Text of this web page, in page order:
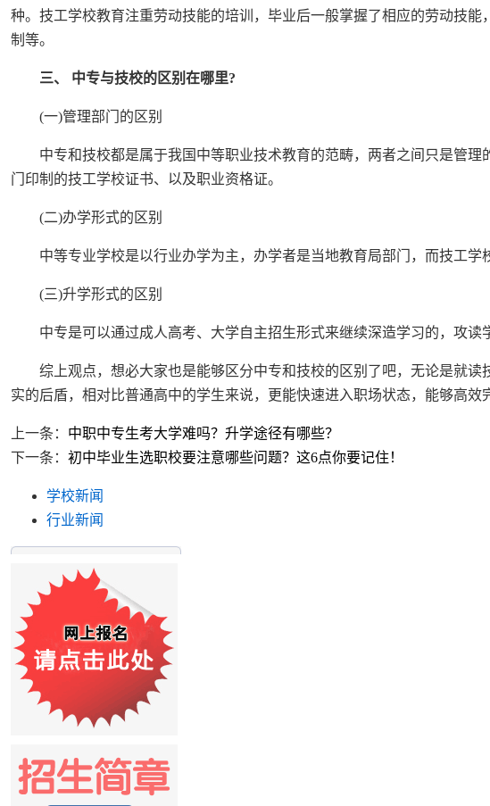
种。技工学校教育注重劳动技能的培训，毕业后一般掌握了相应的劳动技
制等。
三、 中专与技校的区别在哪里?
(一)管理部门的区别
中专和技校都是属于我国中等职业技术教育的范畴，两者之间只是管理
门印制的技工学校证书、以及职业资格证。
(二)办学形式的区别
中等专业学校是以行业办学为主，办学者是当地教育局部门，而技工学
(三)升学形式的区别
中专是可以通过成人高考、大学自主招生形式来继续深造学习的，攻读
综上观点，想必大家也是能够区分中专和技校的区别了吧，无论是就读
实的后盾，相对比普通高中的学生来说，更能快速进入职场状态，能够高
上一条： 中职中专生考大学难吗？升学途径有哪些？
下一条： 初中毕业生选职校要注意哪些问题？这6点你要记住！
学校新闻
行业新闻